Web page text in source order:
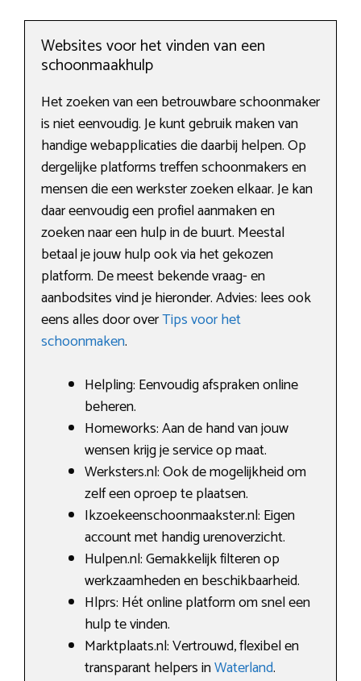
Websites voor het vinden van een
schoonmaakhulp
Het zoeken van een betrouwbare schoonmaker
is niet eenvoudig. Je kunt gebruik maken van
handige webapplicaties die daarbij helpen. Op
dergelijke platforms treffen schoonmakers en
mensen die een werkster zoeken elkaar. Je kan
daar eenvoudig een profiel aanmaken en
zoeken naar een hulp in de buurt. Meestal
betaal je jouw hulp ook via het gekozen
platform. De meest bekende vraag- en
aanbodsites vind je hieronder. Advies: lees ook
eens alles door overTips voor het
schoonmaken.
Helpling: Eenvoudig afspraken online
beheren.
Homeworks: Aan de hand van jouw
wensen krijg je service op maat.
Werksters.nl: Ook de mogelijkheid om
zelf een oproep te plaatsen.
Ikzoekeenschoonmaakster.nl: Eigen
account met handig urenoverzicht.
Hulpen.nl: Gemakkelijk filteren op
werkzaamheden en beschikbaarheid.
Hlprs: Hét online platform om snel een
hulp te vinden.
Marktplaats.nl: Vertrouwd, flexibel en
transparant helpers inWaterland.